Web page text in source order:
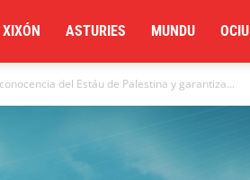
XIXÓN ASTURIES MUNDU OCIU
del Estáu de Palestina y garantiza...